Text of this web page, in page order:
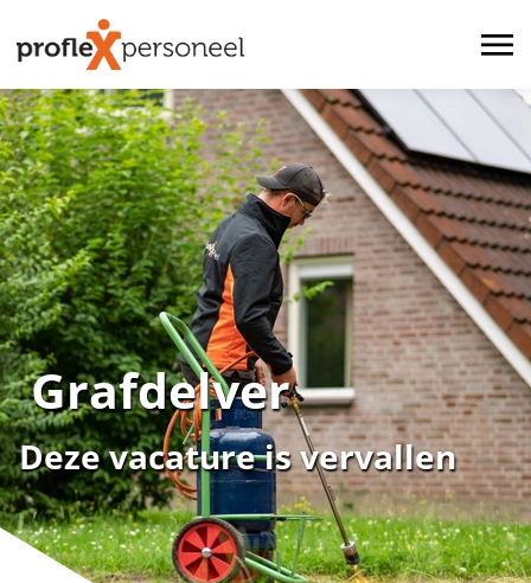
Grafdelver
Deze vacature is vervallen